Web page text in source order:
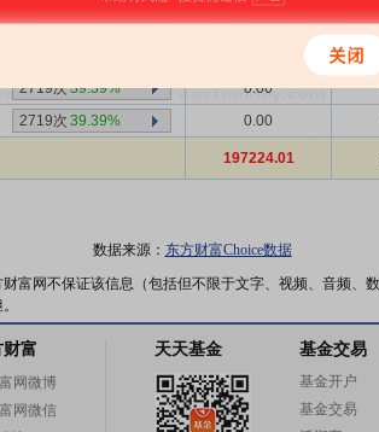
2719次39.39% 0.00
2719次39.39% 0.00
2719次 39.39% 0.00
197224.01
数据来源： 东方财富Choice数据
富网不保证该信息（包括但不限于文字、视频、音频